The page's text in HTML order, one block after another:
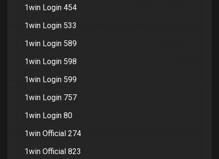
1win Login 454
1win Login 533
1win Login 589
1win Login 598
1win Login 599
1win Login 757
1win Login 80
1win Official 274
1win Official 823